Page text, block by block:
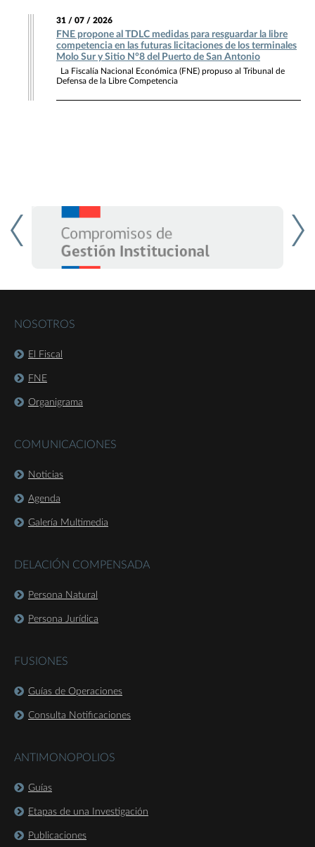
31 / 07 / 2026
FNE propone al TDLC medidas para resguardar la libre
competencia en las futuras licitaciones de los terminales
Molo Sur y Sitio N°8 del Puerto de San Antonio
La Fiscalía Nacional Económica (FNE) propuso al Tribunal de
Defensa de la Libre Competencia
NOSOTROS
El Fiscal
FNE
Organigrama
COMUNICACIONES
Noticias
Agenda
Galería Multimedia
DELACIÓN COMPENSADA
Persona Natural
Persona Jurídica
FUSIONES
Guías de Operaciones
Consulta Notificaciones
ANTIMONOPOLIOS
Guías
Etapas de una Investigación
Publicaciones